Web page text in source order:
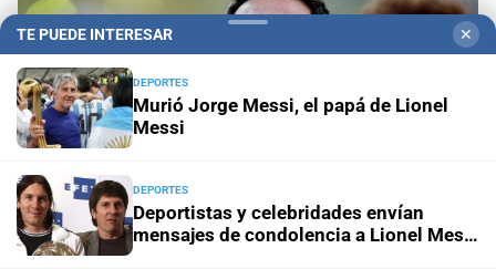
Despedida en Rosario
TE PUEDE INTERESAR ✕
DEPORTES
Murió Jorge Messi, el papá de Lionel
Messi
DEPORTES
Deportistas y celebridades envían
mensajes de condolencia a Lionel Messi